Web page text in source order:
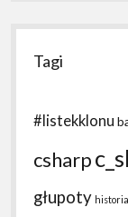
Tagi
#listekklonu
csharp
głupoty historia